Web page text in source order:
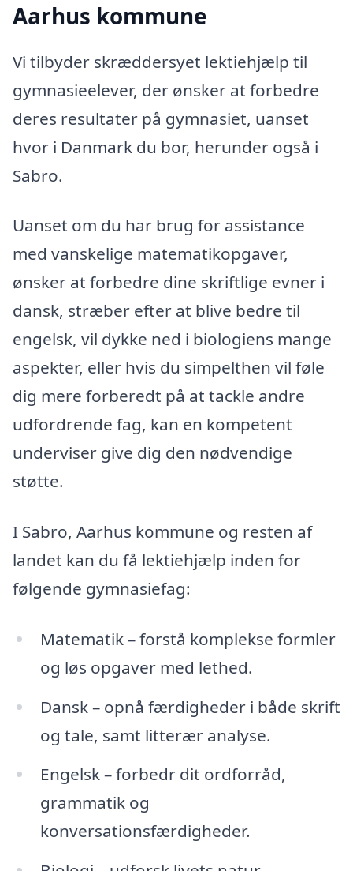
Aarhus kommune
Vi tilbyder skræddersyet lektiehjælp til
gymnasieelever, der ønsker at forbedre
deres resultater på gymnasiet, uanset
hvor i Danmark du bor, herunder også i
Sabro.
Uanset om du har brug for assistance
med vanskelige matematikopgaver,
ønsker at forbedre dine skriftlige evner i
dansk, stræber efter at blive bedre til
engelsk, vil dykke ned i biologiens mange
aspekter, eller hvis du simpelthen vil føle
dig mere forberedt på at tackle andre
udfordrende fag, kan en kompetent
underviser give dig den nødvendige
støtte.
I Sabro, Aarhus kommune og resten af
landet kan du få lektiehjælp inden for
følgende gymnasiefag:
Matematik – forstå komplekse formler
og løs opgaver med lethed.
Dansk – opnå færdigheder i både skrift
og tale, samt litterær analyse.
Engelsk – forbedr dit ordforråd,
grammatik og
konversationsfærdigheder.